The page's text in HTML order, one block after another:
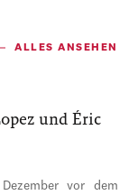
ALLES ANSEHEN
und Éric
vor dem